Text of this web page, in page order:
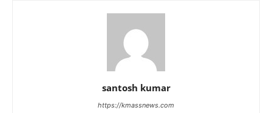
santosh kumar
https://kmassnews.com